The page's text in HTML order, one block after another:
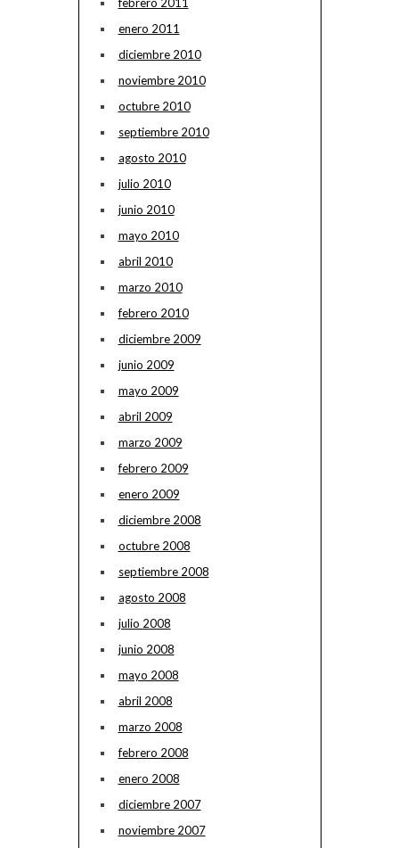
enero 2011
diciembre 2010
noviembre 2010
octubre 2010
septiembre 2010
agosto 2010
julio 2010
junio 2010
mayo 2010
abril 2010
marzo 2010
febrero 2010
diciembre 2009
junio 2009
mayo 2009
abril 2009
marzo 2009
febrero 2009
enero 2009
diciembre 2008
octubre 2008
septiembre 2008
agosto 2008
julio 2008
junio 2008
mayo 2008
abril 2008
marzo 2008
febrero 2008
enero 2008
diciembre 2007
noviembre 2007